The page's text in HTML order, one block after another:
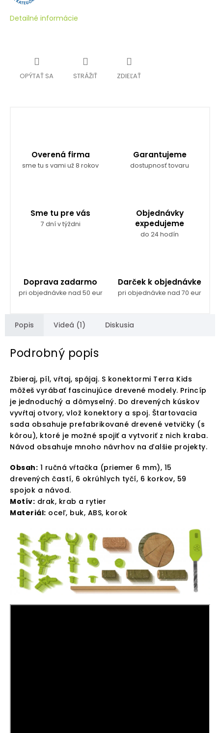
Detailné informácie
OPÝTAŤ SA STRÁŽIŤ ZDIEĽAŤ
Overená firma
sme tu s vami už 8 rokov
Garantujeme
dostupnosť tovaru
Sme tu pre vás
7 dní v týždni
Objednávky
expedujeme
do 24 hodín
Doprava zadarmo
pri objednávke nad 50 eur
Darček k objednávke
pri objednávke nad 70 eur
Popis Videá (1) Diskusia
Podrobný popis
Zbieraj, píl, vŕtaj, spájaj. S konektormi Terra Kids
môžeš vyrábať fascinujúce drevené modely. Princíp
je jednoduchý a dômyselný. Do drevených kúskov
vyvŕtaj otvory, vlož konektory a spoj. Štartovacia
sada obsahuje prefabrikované drevené vetvičky (s
kôrou), ktoré je možné spojiť a vytvoriť z nich kraba.
Návod obsahuje mnoho návrhov na ďalšie projekty.
Obsah: 1 ručná vŕtačka (priemer 6 mm), 15
drevených častí, 6 okrúhlych tyčí, 6 korkov, 59
spojok a návod.
Motív: drak, krab a rytier
Materiál: oceľ, buk, ABS, korok